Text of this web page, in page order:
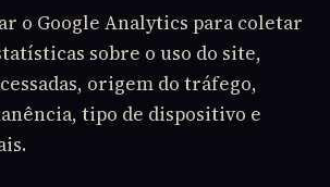
o Google Analytics para coletar
sobre o uso do site,
origem do tráfego,
tipo de dispositivo e